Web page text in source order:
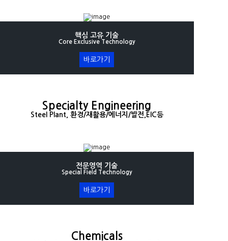
핵심 고유 기술
Core Exclusive Technology
바로가기
Specialty Engineering
Steel Plant, 환경/재활용/에너지/발전,EIC등
전문영역 기술
Special Field Technology
바로가기
Chemicals